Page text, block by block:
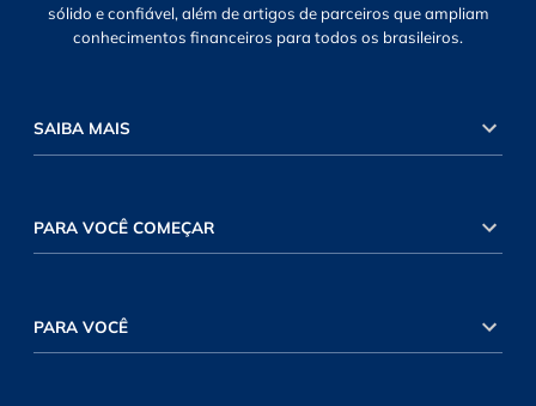
sólido e confiável, além de artigos de parceiros que ampliam
conhecimentos financeiros para todos os brasileiros.
SAIBA MAIS
PARA VOCÊ COMEÇAR
PARA VOCÊ